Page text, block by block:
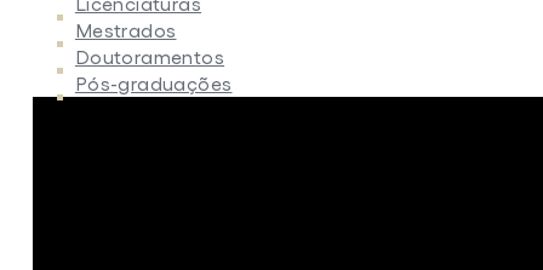
Mestrados
Doutoramentos
Pós-graduações